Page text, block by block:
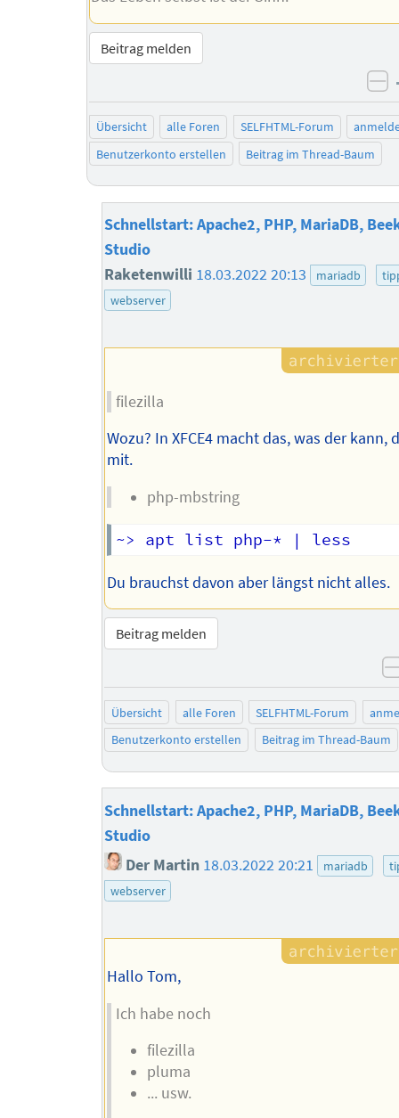
Beitrag melden
Übersicht alle Foren SELFHTML-Forum
Benutzerkonto erstellen
Beitrag im Thread-Baum
Schnellstart: Apache2, PHP, MariaDB,
Studio
Raketenwilli 18.03.2022 20:13 mariadb
webserver
filezilla
Wozu? In XFCE4 macht das, was der kann,
mit.
php-mbstring
Du brauchst davon aber längst nicht alles.
Beitrag melden
Übersicht alle Foren SELFHTML-Forum
Benutzerkonto erstellen
Beitrag im Thread-Baum
Schnellstart: Apache2, PHP, MariaDB,
Studio
Der Martin 18.03.2022 20:21 mariadb
webserver
Hallo Tom,
Ich habe noch
filezilla
pluma
... usw.